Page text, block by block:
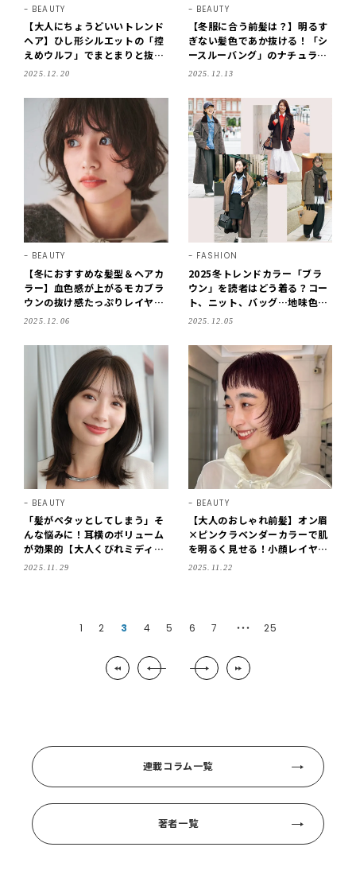
BEAUTY
【大人にちょうどいいトレンド
ヘア】ひし形シルエットの「控
えめウルフ」でまとまりと抜け
感を両得
2025.12.20
BEAUTY
【冬服に合う前髪は？】明るす
ぎない髪色であか抜ける！「シ
ースルーバング」のナチュラル
ボブ
2025.12.13
BEAUTY
【冬におすすめな髪型＆ヘアカ
ラー】血色感が上がるモカブラ
ウンの抜け感たっぷりレイヤー
ボブ
2025.12.06
FASHION
2025冬トレンドカラー「ブラ
ウン」を読者はどう着る？コー
ト、ニット、バッグ…地味色な
のに華やかに仕上がる!
2025.12.05
BEAUTY
「髪がペタッとしてしまう」そ
んな悩みに！耳横のボリューム
が効果的【大人くびれミディア
ム】
2025.11.29
BEAUTY
【大人のおしゃれ前髪】オン眉
×ピンクラベンダーカラーで肌
を明るく見せる！小顔レイヤー
ボブ
2025.11.22
1 2 3 4 5 6 7 ・・・ 25
連載コラム一覧
著者一覧